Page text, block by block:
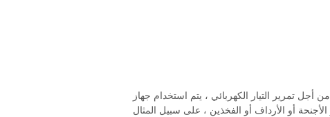
من أجل تمرير التيار الكهربائي ، يتم استخدام جهاز TENS متصل بإبر الوخز بالإبر ، والذي يتم وضعه في